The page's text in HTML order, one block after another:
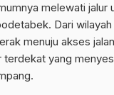
melewati jalur
Dari
menuju akses
terdekat yang